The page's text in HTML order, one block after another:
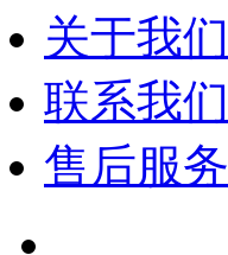
关于我们
联系我们
售后服务